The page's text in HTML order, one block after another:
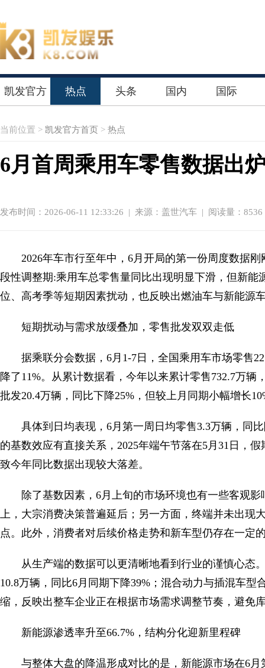
凯发官方 热点 头条 国内 国际
当前位置 > 凯发官方首页 > 热点
6月首周乘用车零售数据出
发布时间：2026-06-11 12:33:26 | 来源：盖世汽车 | 阅读量：
2026年车市行至年中，6月开局的第一份周度数据
段性调整期:乘用车总零售量同比出现明显下滑，但新
位、高考季等短期因素扰动，也反映出燃油车与新能源
短期扰动与需求放缓叠加，零售批发双双走低
据乘联分会数据，6月1-7日，全国乘用车市场零售
降了11%。从累计数据看，今年以来累计零售732.7万
批发20.4万辆，同比下降25%，但较上月同期小幅增长
具体到日均表现，6月第一周日均零售3.3万辆，同
的基数效应有直接关系，2025年端午节落在5月31日，
致今年同比数据出现较大落差。
除了基数因素，6月上旬的市场环境也有一些客观
上，大宗消费决策普遍延后；另一方面，终端并未出现
点。此外，消费者对后续价格走势和新车型仍存在一定
从生产端的数据可以更清晰地看到行业的谨慎心态
10.8万辆，同比6月同期下降39%；混合动力与插混车
缩，反映出整车企业正在根据市场需求调整节奏，避免
新能源渗透率升至66.7%，结构分化迎新里程碑
与整体大盘的降温形成对比的是，新能源市场在6